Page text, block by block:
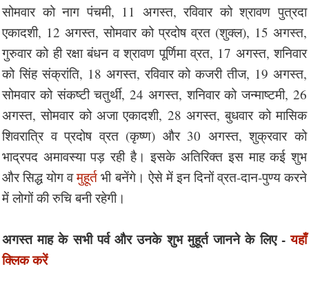
सोमवार को नाग पंचमी, 11 अगस्त, रविवार को श्रावण पुत्रदा
एकादशी, 12 अगस्त, सोमवार को प्रदोष व्रत (शुक्ल), 15 अगस्त,
गुरुवार को ही रक्षा बंधन व श्रावण पूर्णिमा व्रत, 17 अगस्त, शनिवार
को सिंह संक्रांति, 18 अगस्त, रविवार को कजरी तीज, 19 अगस्त,
सोमवार को संकष्टी चतुर्थी, 24 अगस्त, शनिवार को जन्माष्टमी, 26
अगस्त, सोमवार को अजा एकादशी, 28 अगस्त, बुधवार को मासिक
शिवरात्रि व प्रदोष व्रत (कृष्ण) और 30 अगस्त, शुक्रवार को
भाद्रपद अमावस्या पड़ रही है। इसके अतिरिक्त इस माह कई शुभ
और सिद्ध योग वमुहूर्त भी बनेंगे। ऐसे में इन दिनों व्रत-दान-पुण्य करने
में लोगों की रुचि बनी रहेगी।
अगस्त माह के सभी पर्व और उनके शुभ मुहूर्त जानने के लिए -यहाँ
क्लिक करें